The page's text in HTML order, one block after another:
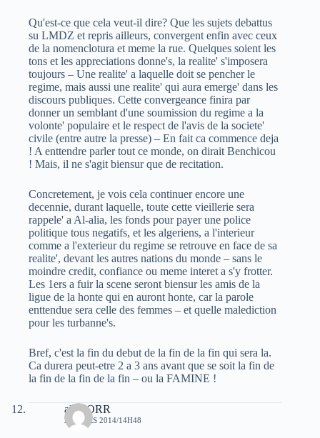
Qu'est-ce que cela veut-il dire? Que les sujets debattus
su LMDZ et repris ailleurs, convergent enfin avec ceux
de la nomenclotura et meme la rue. Quelques soient les
tons et les appreciations donne's, la realite' s'imposera
toujours – Une realite' a laquelle doit se pencher le
regime, mais aussi une realite' qui aura emerge' dans les
discours publiques. Cette convergeance finira par
donner un semblant d'une soumission du regime a la
volonte' populaire et le respect de l'avis de la societe'
civile (entre autre la presse) – En fait ca commence deja
! A enttendre parler tout ce monde, on dirait Benchicou
! Mais, il ne s'agit biensur que de recitation.
Concretement, je vois cela continuer encore une
decennie, durant laquelle, toute cette vieillerie sera
rappele' a Al-alia, les fonds pour payer une police
politique tous negatifs, et les algeriens, a l'interieur
comme a l'exterieur du regime se retrouve en face de sa
realite', devant les autres nations du monde – sans le
moindre credit, confiance ou meme interet a s'y frotter.
Les 1ers a fuir la scene seront biensur les amis de la
ligue de la honte qui en auront honte, car la parole
enttendue sera celle des femmes – et quelle malediction
pour les turbanne's.
Bref, c'est la fin du debut de la fin de la fin qui sera la.
Ca durera peut-etre 2 a 3 ans avant que se soit la fin de
la fin de la fin de la fin – ou la FAMINE !
ali HORR
20 MARS 2014/14H48